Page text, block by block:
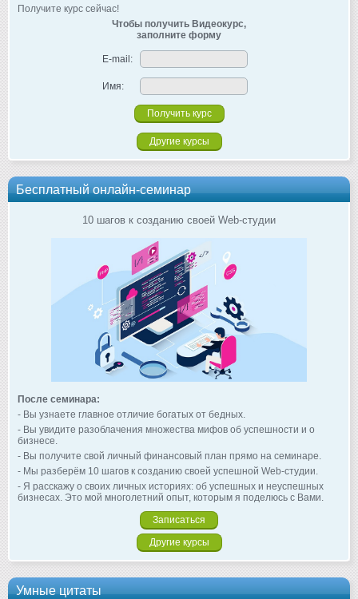
Получите курс сейчас!
Чтобы получить Видеокурс,
заполните форму
E-mail:
Имя:
Другие курсы
Бесплатный онлайн-семинар
10 шагов к созданию своей Web-студии
После семинара:
- Вы узнаете главное отличие богатых от бедных.
- Вы увидите разоблачения множества мифов об успешности и о
бизнесе.
- Вы получите свой личный финансовый план прямо на семинаре.
- Мы разберём 10 шагов к созданию своей успешной Web-студии.
- Я расскажу о своих личных историях: об успешных и неуспешных
бизнесах. Это мой многолетний опыт, которым я поделюсь с Вами.
Записаться
Другие курсы
Умные цитаты